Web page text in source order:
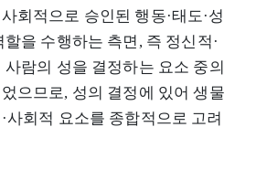
회적으로 승인된 행동·태도·성
을 수행하는 측면, 즉 정신적·
람의 성을 결정하는 요소 중의
으므로, 성의 결정에 있어 생물
사회적 요소를 종합적으로 고려